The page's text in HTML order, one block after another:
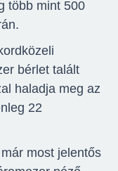
több mint 500
bérlet talált
haladja meg az
22
most jelentős